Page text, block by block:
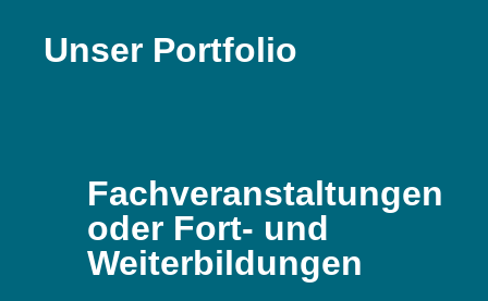
Unser Portfolio
Fachveranstaltungen
oder Fort- und
Weiterbildungen